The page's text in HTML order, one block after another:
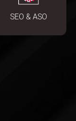
SEO & ASO